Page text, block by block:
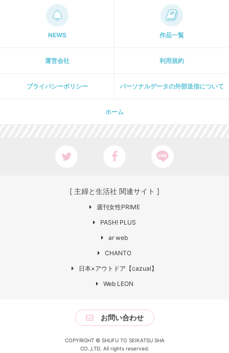
NEWS 作品一覧
運営会社 利用規約
プライパシーポリシー パーソナルデータの外部送信について
ホーム
[ 主婦と生活社 関連サイト ]
週刊女性PRIME
PASH! PLUS
ar web
CHANTO
日本×アウトドア【cazual】
Web LEON
お問い合わせ
COPYRIGHT © SHUFU TO SEIKATSU SHA
CO.,LTD. All rights reserved.